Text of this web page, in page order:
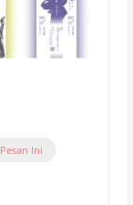
Pesan Ini